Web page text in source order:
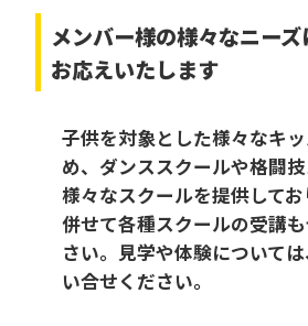
メンバー様の様々なニーズ
お応えいたします
子供を対象とした様々なキ
め、ダンススクールや格闘
様々なスクールを提供して
併せて各種スクールの受講
さい。見学や体験について
い合せください。